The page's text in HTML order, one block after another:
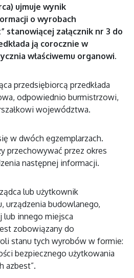
ujmuje wynik
o wyrobach
stanowiącej załącznik nr 3 do
ją corocznie w
właściwemu organowi.
przedsiębiorcą przedkłada
odpowiednio burmistrzowi,
województwa.
w dwóch egzemplarzach.
przechowywać przez okres
następnej informacji.
lub użytkownik
urządzenia budowlanego,
lub innego miejsca
zobowiązany do
stanu tych wyrobów w formie:
bezpiecznego użytkowania
azbest”.